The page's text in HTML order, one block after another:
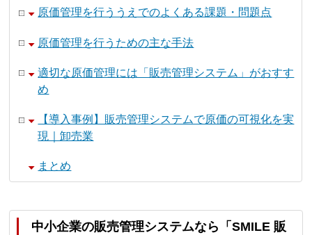
原価管理を行ううえでのよくある課題・問題点
原価管理を行うための主な手法
適切な原価管理には「販売管理システム」がおすす
め
【導入事例】販売管理システムで原価の可視化を実
現｜卸売業
まとめ
中小企業の販売管理システムなら「SMILE 販